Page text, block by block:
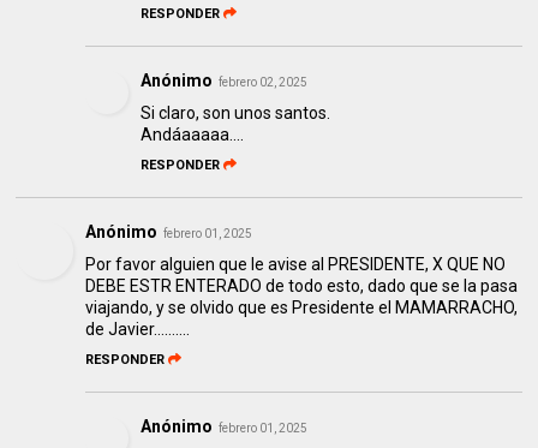
RESPONDER
Anónimo febrero 02, 2025
Si claro, son unos santos.
Andáaaaaa....
RESPONDER
Anónimo febrero 01, 2025
Por favor alguien que le avise al PRESIDENTE, X QUE NO
DEBE ESTR ENTERADO de todo esto, dado que se la pasa
viajando, y se olvido que es Presidente el MAMARRACHO,
de Javier……….
RESPONDER
Anónimo febrero 01, 2025